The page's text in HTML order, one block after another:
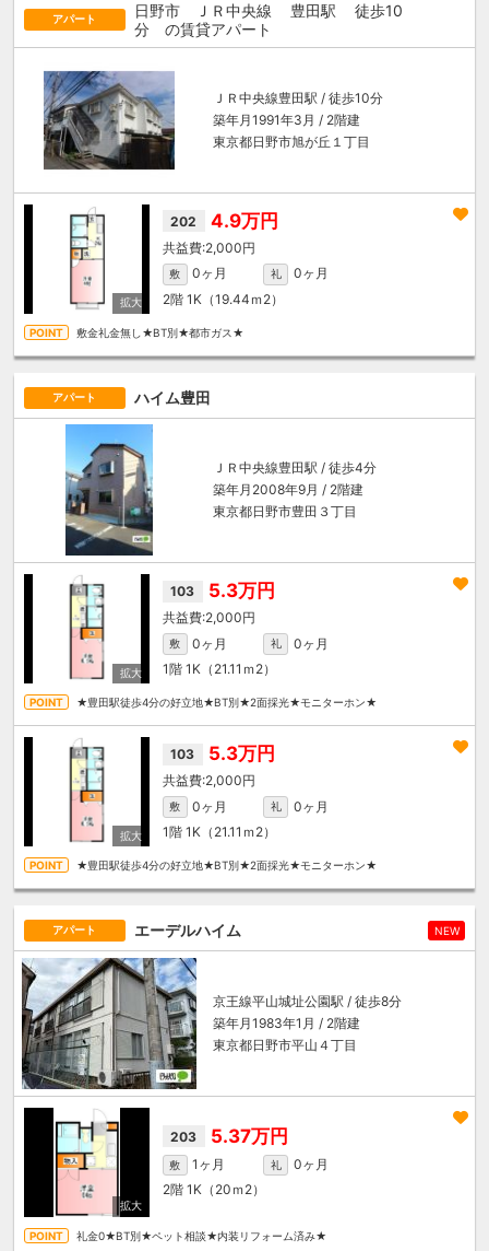
アパート 日野市 ＪＲ中央線 豊田駅
徒歩10
分 の賃貸アパート
ＪＲ中央線豊田駅 / 徒歩10分
築年月1991年3月 / 2階建
東京都日野市旭が丘１丁目
202 4.9万円
2,000円
敷 0ヶ月 礼
0ヶ月
2階 1K（19.44ｍ 2）
敷金礼金無し★BT別★都市ガス★
アパート ハイム豊田
ＪＲ中央線豊田駅 / 徒歩4分
築年月2008年9月 / 2階建
東京都日野市豊田３丁目
103 5.3万円
2,000円
敷 0ヶ月 礼
0ヶ月
1階 1K（21.11ｍ 2）
★豊田駅徒歩4分の好立地★BT別★2面採光★モニターホン★
103 5.3万円
2,000円
敷 0ヶ月 礼
0ヶ月
1階 1K（21.11ｍ 2）
★豊田駅徒歩4分の好立地★BT別★2面採光★モニターホン★
アパート エーデルハイム NEW
京王線平山城址公園駅 / 徒歩8分
築年月1983年1月 / 2階建
東京都日野市平山４丁目
203 5.37万円
敷 1ヶ月 礼
0ヶ月
2階 1K（20ｍ 2）
礼金0★BT別★ペット相談★内装リフォーム済み★